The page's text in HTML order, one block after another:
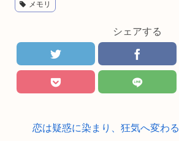
メモリ
シェアする
恋は疑惑に染まり、狂気へ変わる